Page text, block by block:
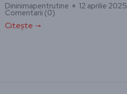
Dininimapentrutine 12 aprilie 2025
Comentarii (0)
Citește